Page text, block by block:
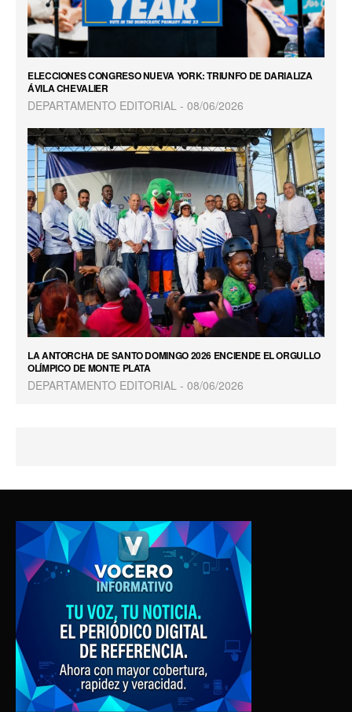
ELECCIONES CONGRESO NUEVA YORK: TRIUNFO DE DARIALIZA
ÁVILA CHEVALIER
DEPARTAMENTO EDITORIAL 08/06/2026
LA ANTORCHA DE SANTO DOMINGO 2026 ENCIENDE EL ORGULLO
OLÍMPICO DE MONTE PLATA
DEPARTAMENTO EDITORIAL 08/06/2026